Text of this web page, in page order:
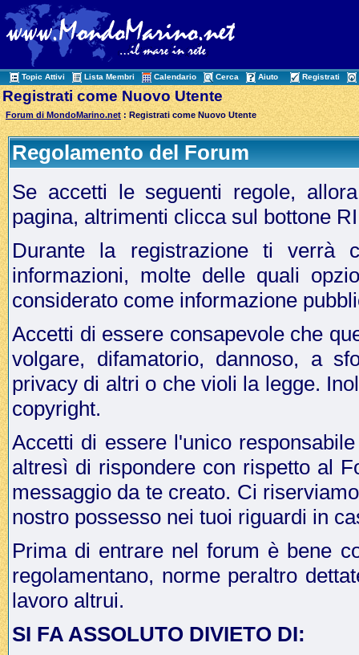
Topic Attivi Lista Membri Calendario Cerca Aiuto Registrati
Registrati come Nuovo Utente
Forum di MondoMarino.net : Registrati come Nuovo Utente
Regolamento del Forum
Se accetti le seguenti regole,
pagina, altrimenti clicca sul bottone
Durante la registrazione ti verrà
informazioni, molte delle quali
considerato come informazione
Accetti di essere consapevole che
volgare, difamatorio, dannoso, a
privacy di altri o che violi la legge.
copyright.
Accetti di essere l'unico
altresì di rispondere con rispetto al
messaggio da te creato. Ci
nostro possesso nei tuoi riguardi in
Prima di entrare nel forum è bene
regolamentano, norme peraltro
lavoro altrui.
SI FA ASSOLUTO DIVIETO DI: